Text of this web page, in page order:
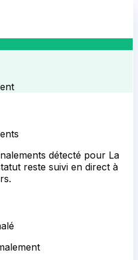
détecté pour La
reste suivi en direct à